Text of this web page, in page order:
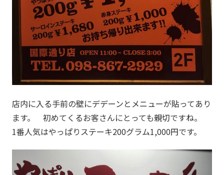
店内に入る手前の壁にデデーンとメニューが貼ってあり
ます。 初めてくるお客さんにとっても親切ですね。
1番人気はやっぱりステーキ200グラム1,000円です。